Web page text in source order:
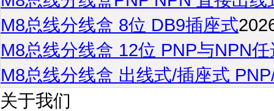
M8总线分线盒 8位 DB9插座式
M8总线分线盒 12位 PNP与NPN任
M8总线分线盒 出线式/插座式
关于我们